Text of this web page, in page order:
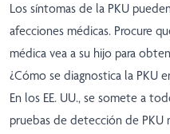
Los síntomas de la PKU
afecciones médicas. Procure
médica vea a su hijo para
¿Cómo se diagnostica la PKU
En los EE. UU., se somete a
pruebas de detección de PKU